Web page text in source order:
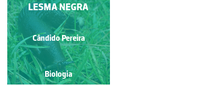
LAPA (PATELLA
RUSTICA)
Diana Barbosa
Biologia
LESMA NEGRA
Cândido Pereira
Biologia